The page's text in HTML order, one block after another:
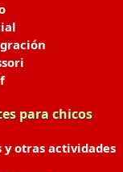
para chicos
y otras actividades